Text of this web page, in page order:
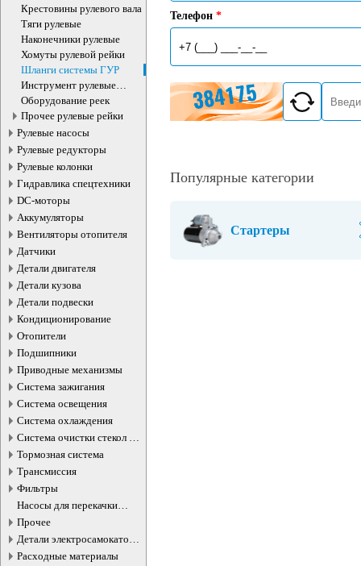
Крестовины рулевого вала
Тяги рулевые
Наконечники рулевые
Хомуты рулевой рейки
Шланги системы ГУР
Инструмент рулевые
рейки
Оборудование реек
Прочее рулевые рейки
Рулевые насосы
Рулевые редукторы
Рулевые колонки
Гидравлика спецтехники
DC-моторы
Аккумуляторы
Вентиляторы отопителя
Датчики
Детали двигателя
Детали кузова
Детали подвески
Кондиционирование
Отопители
Подшипники
Приводные механизмы
Система зажигания
Система освещения
Система охлаждения
Система очистки стекол и
фар
Тормозная система
Трансмиссия
Фильтры
Насосы для перекачки
жидкостей
Прочее
Детали электросамокатов и
электротранспорта
Расходные материалы
Телефон *
Популярные категории
Стартеры